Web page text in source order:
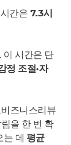
간은 7.3시
이 시간은 단
정 조절·자
즈니스리뷰
을 한 번 확
는 데 평균